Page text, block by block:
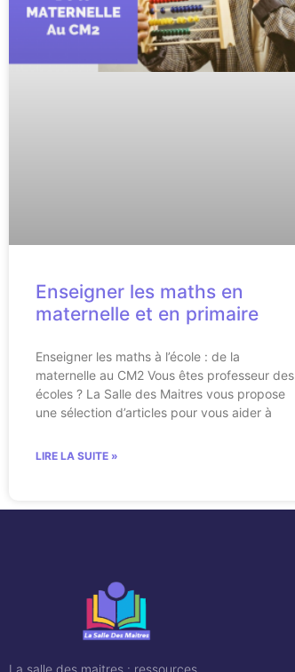
Enseigner les maths en
maternelle et en primaire
Enseigner les maths à l’école : de la
maternelle au CM2 Vous êtes professeur des
écoles ? La Salle des Maitres vous propose
une sélection d’articles pour vous aider à
LIRE LA SUITE »
La salle des maitres : ressources